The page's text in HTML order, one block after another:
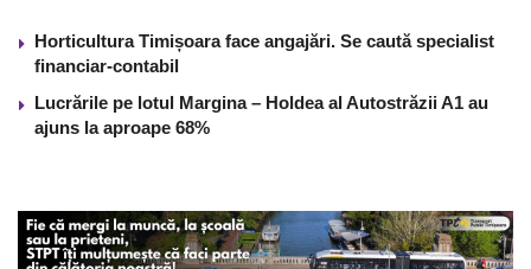
Horticultura Timișoara face angajări. Se caută specialist
financiar-contabil
Lucrările pe lotul Margina – Holdea al Autostrăzii A1 au
ajuns la aproape 68%